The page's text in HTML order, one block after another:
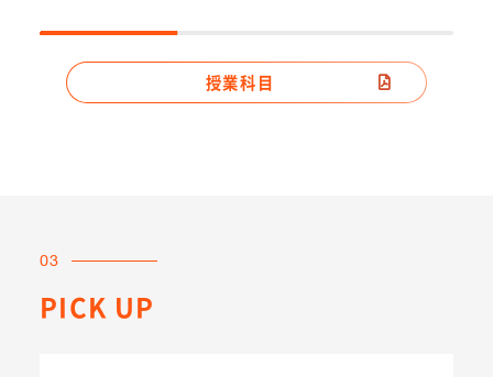
プロジェクト科目
授業科目
03
PICK UP